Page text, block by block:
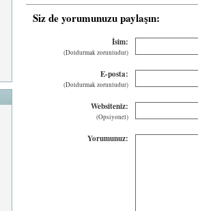
Siz de yorumunuzu paylaşın:
İsim:
(Doldurmak zorunludur)
E-posta:
(Doldurmak zorunludur)
Websiteniz:
(Opsiyonel)
Yorumunuz: